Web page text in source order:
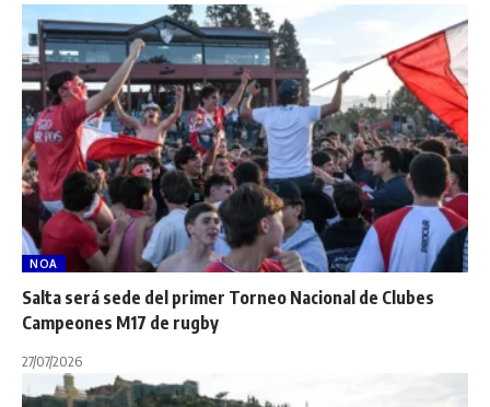
NOA
Salta será sede del primer Torneo Nacional de Clubes
Campeones M17 de rugby
27/07/2026